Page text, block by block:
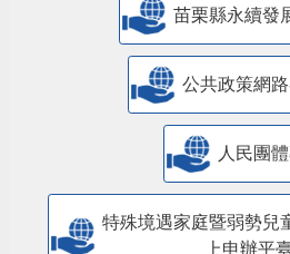
苗栗縣永續發
公共政策網
人民團
特殊境遇家庭暨弱勢兒
上申辦平